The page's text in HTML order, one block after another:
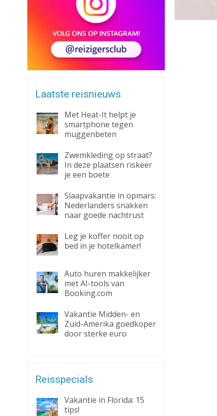
Laatste reisnieuws
Met Heat-It helpt je
smartphone tegen
muggenbeten
Zwemkleding op straat?
In deze plaatsen riskeer
je een boete
Slaapvakantie in opmars:
Nederlanders snakken
naar goede nachtrust
Leg je koffer nooit op
bed in je hotelkamer!
Auto huren makkelijker
met AI-tools van
Booking.com
Vakantie Midden- en
Zuid-Amerika goedkoper
door sterke euro
Reisspecials
Vakantie in Florida: 15
tips!